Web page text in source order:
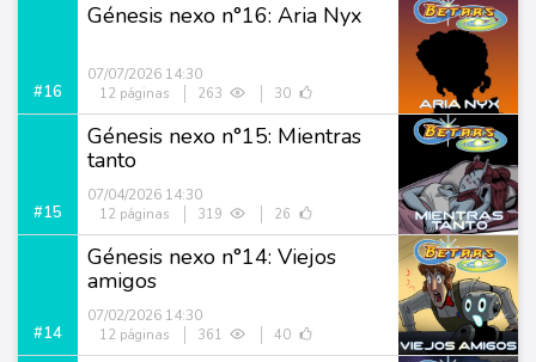
#16
Génesis nexo n°16: Aria Nyx
07/07/2026 14:30
12 páginas 263 30
#15
Génesis nexo n°15: Mientras
tanto
07/04/2026 14:30
12 páginas 319 26
#14
Génesis nexo n°14: Viejos
amigos
07/02/2026 14:30
12 páginas 361 40